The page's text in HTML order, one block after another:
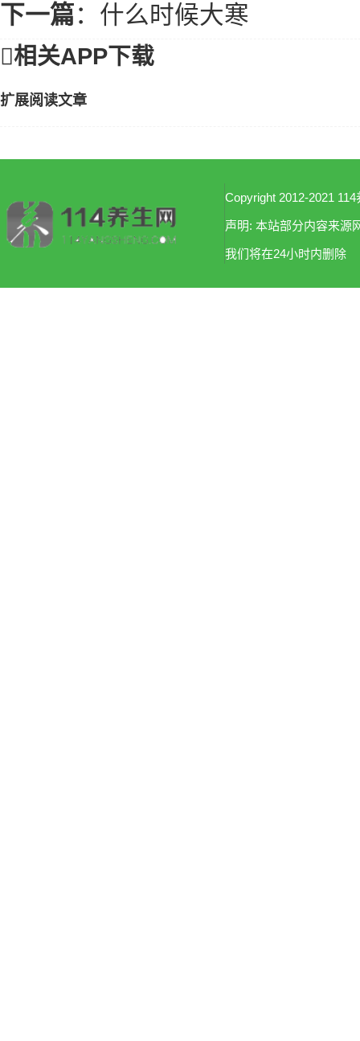
下一篇： 什么时候大寒
相关APP下载
扩展阅读文章
Copyright 2012-2021
声明: 本站部分内容来源
我们将在24小时内删除